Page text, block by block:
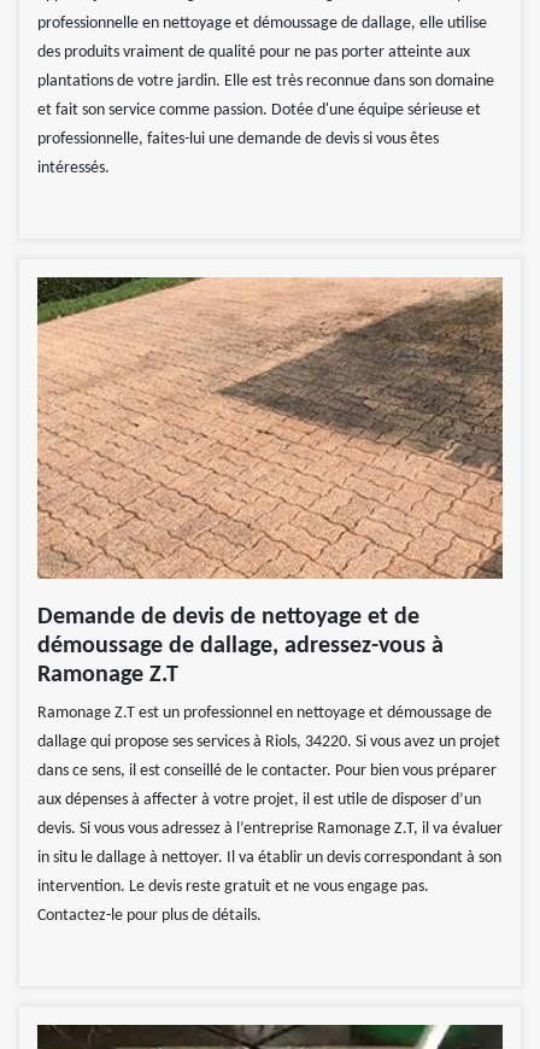
professionnelle en nettoyage et démoussage de dallage, elle utilise
des produits vraiment de qualité pour ne pas porter atteinte aux
plantations de votre jardin. Elle est très reconnue dans son domaine
et fait son service comme passion. Dotée d'une équipe sérieuse et
professionnelle, faites-lui une demande de devis si vous êtes
intéressés.
Demande de devis de nettoyage et de
démoussage de dallage, adressez-vous à
Ramonage Z.T
Ramonage Z.T est un professionnel en nettoyage et démoussage de
dallage qui propose ses services à Riols, 34220. Si vous avez un projet
dans ce sens, il est conseillé de le contacter. Pour bien vous préparer
aux dépenses à affecter à votre projet, il est utile de disposer d’un
devis. Si vous vous adressez à l’entreprise Ramonage Z.T, il va évaluer
in situ le dallage à nettoyer. Il va établir un devis correspondant à son
intervention. Le devis reste gratuit et ne vous engage pas.
Contactez-le pour plus de détails.